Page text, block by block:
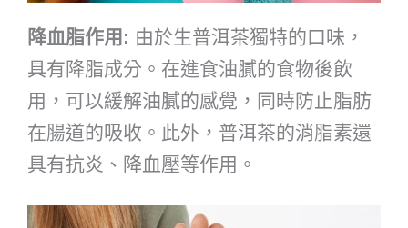
降血脂作用: 由於生普洱茶獨特的口味，
具有降脂成分。在進食油膩的食物後飲
用，可以緩解油膩的感覺，同時防止脂肪
在腸道的吸收。此外，普洱茶的消脂素還
具有抗炎、降血壓等作用。